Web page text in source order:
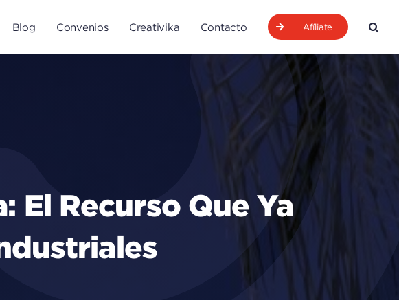
Blog Convenios Creativika Contacto Afíliate
El Recurso Que Ya